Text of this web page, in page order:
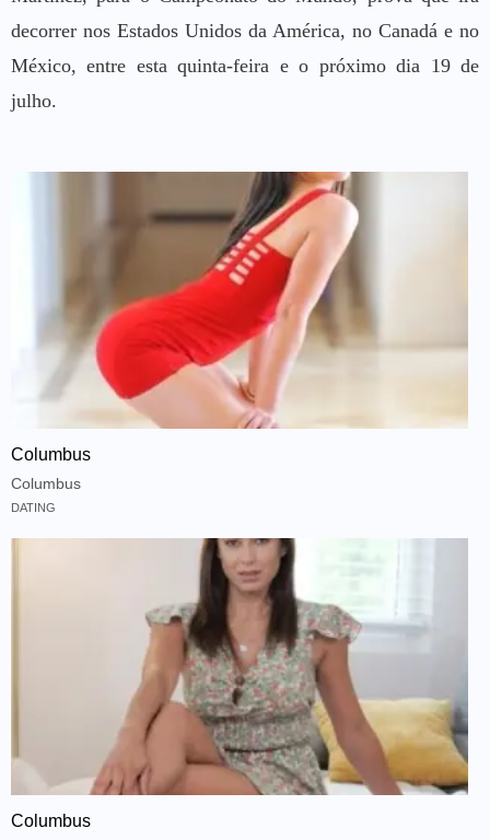
decorrer nos Estados Unidos da América, no Canadá e no
México, entre esta quinta-feira e o próximo dia 19 de
julho.
Columbus
Columbus
DATING
Columbus